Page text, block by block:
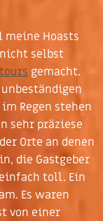
Hoasts
selbst
gemacht.
Regen stehen
sehr präziese
Orte an denen
die Gastgeber
toll. Ein
Es waren
von einer